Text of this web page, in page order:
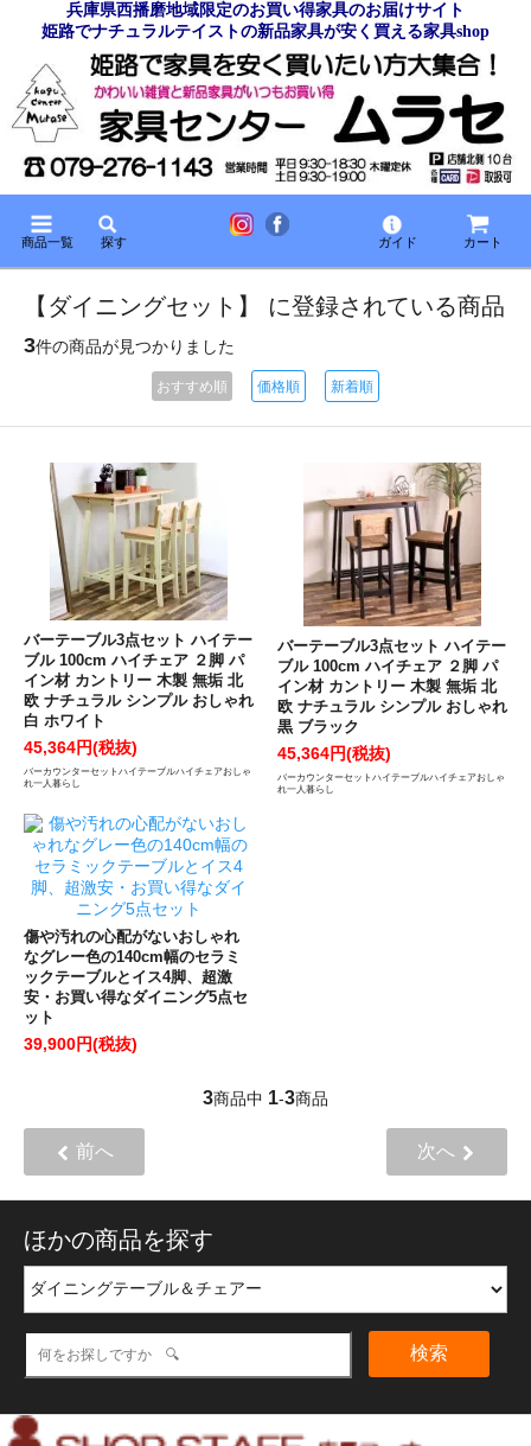
兵庫県西播磨地域限定のお買い得家具のお届けサイト
姫路でナチュラルテイストの新品家具が安く買える家具shop
商品一覧 探す ガイド カート
【ダイニングセット】 に登録されている商品
3件の商品が見つかりました
おすすめ順 価格順 新着順
バーテーブル3点セット ハイテー
ブル 100cm ハイチェア ２脚 パ
イン材 カントリー 木製 無垢 北
欧 ナチュラル シンプル おしゃれ
白 ホワイト
45,364円(税抜)
バーカウンターセットハイテーブルハイチェアおしゃ
れ一人暮らし
バーテーブル3点セット ハイテー
ブル 100cm ハイチェア ２脚 パ
イン材 カントリー 木製 無垢 北
欧 ナチュラル シンプル おしゃれ
黒 ブラック
45,364円(税抜)
バーカウンターセットハイテーブルハイチェアおしゃ
れ一人暮らし
傷や汚れの心配がないおしゃれ
なグレー色の140cm幅のセラミ
ックテーブルとイス4脚、超激
安・お買い得なダイニング5点セ
ット
39,900円(税抜)
3商品中 1-3商品
前へ 次へ
ほかの商品を探す
検索